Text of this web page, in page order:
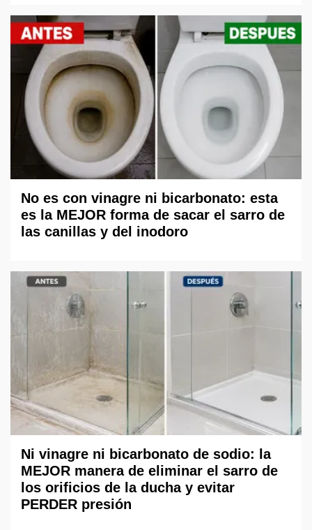
No es con vinagre ni bicarbonato: esta
es la MEJOR forma de sacar el sarro de
las canillas y del inodoro
Ni vinagre ni bicarbonato de sodio: la
MEJOR manera de eliminar el sarro de
los orificios de la ducha y evitar
PERDER presión